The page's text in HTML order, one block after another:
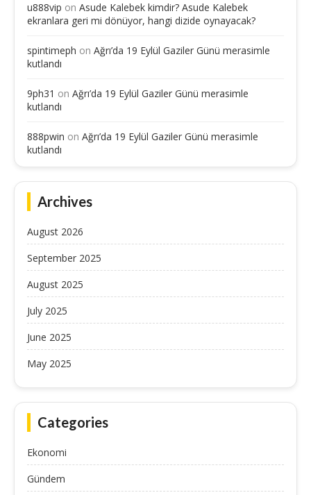
u888vip on Asude Kalebek kimdir? Asude Kalebek
ekranlara geri mi dönüyor, hangi dizide oynayacak?
spintimeph on Ağrı’da 19 Eylül Gaziler Günü merasimle
kutlandı
9ph31 on Ağrı’da 19 Eylül Gaziler Günü merasimle
kutlandı
888pwin on Ağrı’da 19 Eylül Gaziler Günü merasimle
kutlandı
Archives
August 2026
September 2025
August 2025
July 2025
June 2025
May 2025
Categories
Ekonomi
Gündem